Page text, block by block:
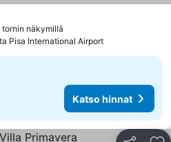
näkymillä
Pisa International Airport
Katso hinnat